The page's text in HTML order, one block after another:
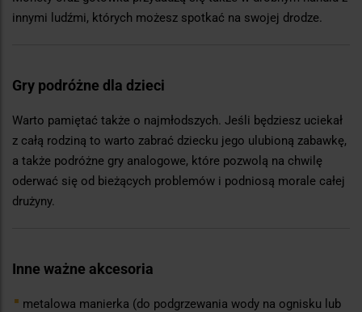
innymi ludźmi, których możesz spotkać na swojej drodze.
Gry podróżne dla dzieci
Warto pamiętać także o najmłodszych. Jeśli będziesz uciekał
z całą rodziną to warto zabrać dziecku jego ulubioną zabawkę,
a także podróżne gry analogowe, które pozwolą na chwilę
oderwać się od bieżących problemów i podniosą morale całej
drużyny.
Inne ważne akcesoria
metalowa manierka (do podgrzewania wody na ognisku lub